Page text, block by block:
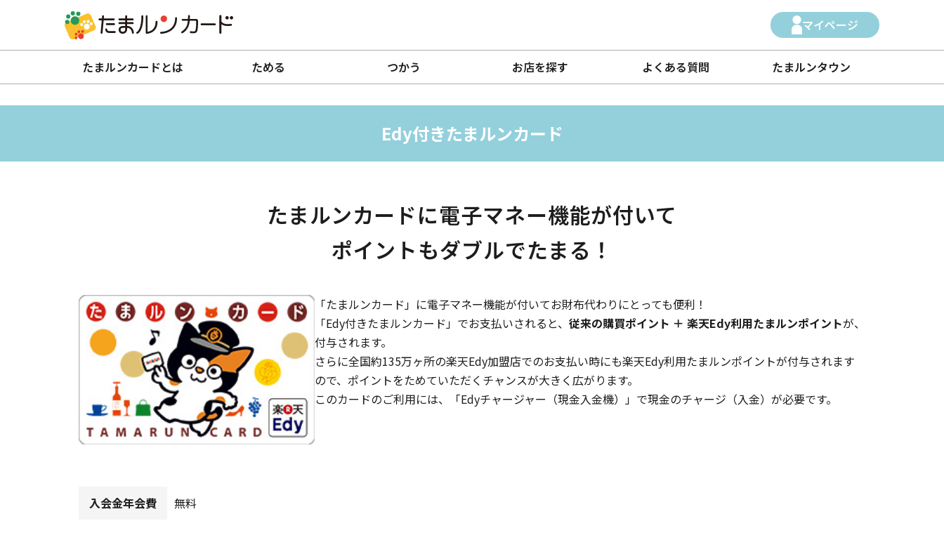
マイページ
たまルンカードとは ためる つかう お店を探す よくある質問 たまルンタウン
Edy付きたまルンカード
たまルンカードに電子マネー機能が付いて
ポイントもダブルでたまる！
「たまルンカード」に電子マネー機能が付いてお財布代わりにとっても便利！
「Edy付きたまルンカード」でお支払いされると、 従来の購買ポイント ＋ 楽天Edy利用たまルンポイントが、
付与されます。
さらに全国約135万ヶ所の楽天Edy加盟店でのお支払い時にも楽天Edy利用たまルンポイントが付与されます
ので、ポイントをためていただくチャンスが大きく広がります。
このカードのご利用には、「Edyチャージャー（現金入金機）」で現金のチャージ（入金）が必要です。
入会金年会費 無料